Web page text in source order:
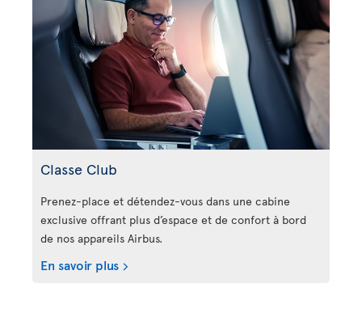
Classe Club
Prenez-place et détendez-vous dans une cabine
exclusive offrant plus d’espace et de confort à bord
de nos appareils Airbus.
En savoir plus